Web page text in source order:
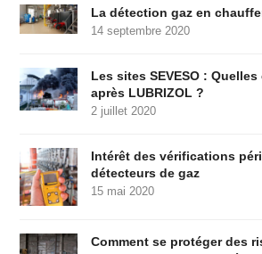
La détection gaz en
14 septembre 2020
Les sites SEVESO :
après LUBRIZOL ?
2 juillet 2020
Intérêt des vérifications
détecteurs de gaz
15 mai 2020
Comment se protéger des